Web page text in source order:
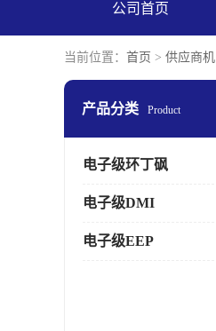
公司首页
当前位置： 首页 > 供应商机
产品分类 Product
电子级环丁砜
电子级DMI
电子级EEP